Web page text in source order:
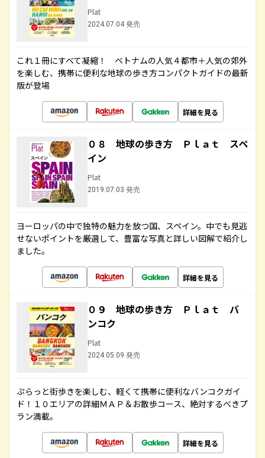
Plat
2024.07.04 発売
これ１冊にすべて凝縮！ ベトナムの人気４都市＋人気の郊外
を楽しむ、携帯に便利な地球の歩き方コンパクトガイドの最新
版が登場
詳細を見る
０８ 地球の歩き方 Ｐｌａｔ スペ
イン
Plat
2019.07.03 発売
ヨーロッパの中で独特の魅力を放つ国、スペイン。中でも見逃
せないポイントを厳選して、豊富な写真と詳しい図解で紹介し
ました。
詳細を見る
０９ 地球の歩き方 Ｐｌａｔ バ
ンコク
Plat
2024.05.09 発売
ぷらっと街歩きを楽しむ、軽くて携帯に便利なバンコクガイ
ド！１０エリアの詳細ＭＡＰ＆お散歩コース、絶対するべきプ
ラン満載。
詳細を見る